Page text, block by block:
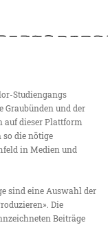
Studiengangs
Graubünden und der
auf dieser Plattform
die nötige
in Medien und
sind eine Auswahl der
Die
Beiträge